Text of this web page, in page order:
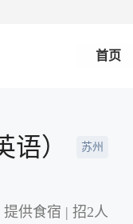
首页
） 苏州
供食宿 | 招2人